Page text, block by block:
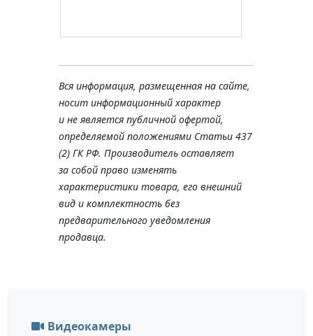
Вся информация, размещенная на сайте,
носит информационный характер
и не является публичной офертой,
определяемой положениями Статьи 437
(2) ГК РФ. Производитель оставляет
за собой право изменять
характеристики товара, его внешний
вид и комплектность без
предварительного уведомления
продавца.
Видеокамеры